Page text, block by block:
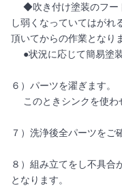
◆吹き付け塗装のフー
し弱くなっていてはがれ
頂いてからの作業となり
●状況に応じて簡易塗
６）パーツを濯ぎます。
このときシンクを使わ
７）洗浄後全パーツをご
８）組み立てをし不具合
となります。